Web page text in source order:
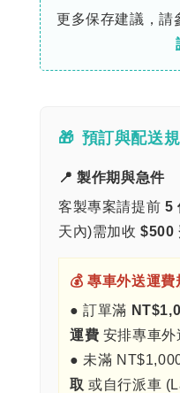
更多保存建議，請
🎁 預訂與配送規
📍 製作期與急件
客製專案請提前 5
天內)需加收$500
💰 專車外送運費
● 訂單滿
運費 安排專車外
● 未滿
取 或自行派車